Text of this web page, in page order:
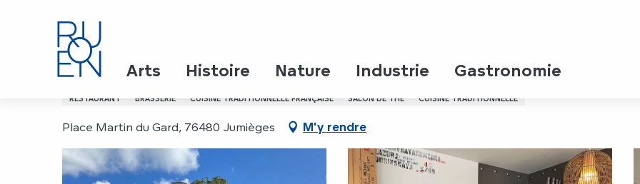
Arts Histoire Nature Industrie Gastronomie
L'Heure des Thés
RESTAURANT BRASSERIE CUISINE TRADITIONNELLE FRANÇAISE SALON DE THÉ CUISINE TRADITIONNELLE
Place Martin du Gard, 76480 Jumièges M'y rendre